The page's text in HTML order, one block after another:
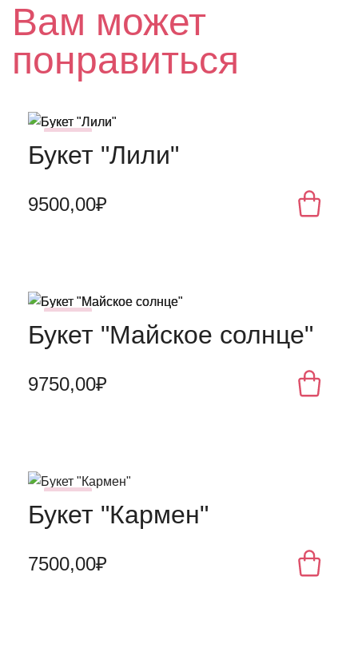
Вам может
понравиться
Букет "Лили"
9500,00₽
Букет "Майское солнце"
9750,00₽
Букет "Кармен"
7500,00₽